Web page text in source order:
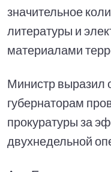
значительное
литературы и
материалами
Министр выразил
губернаторам
прокуратуры за
двухнедельной